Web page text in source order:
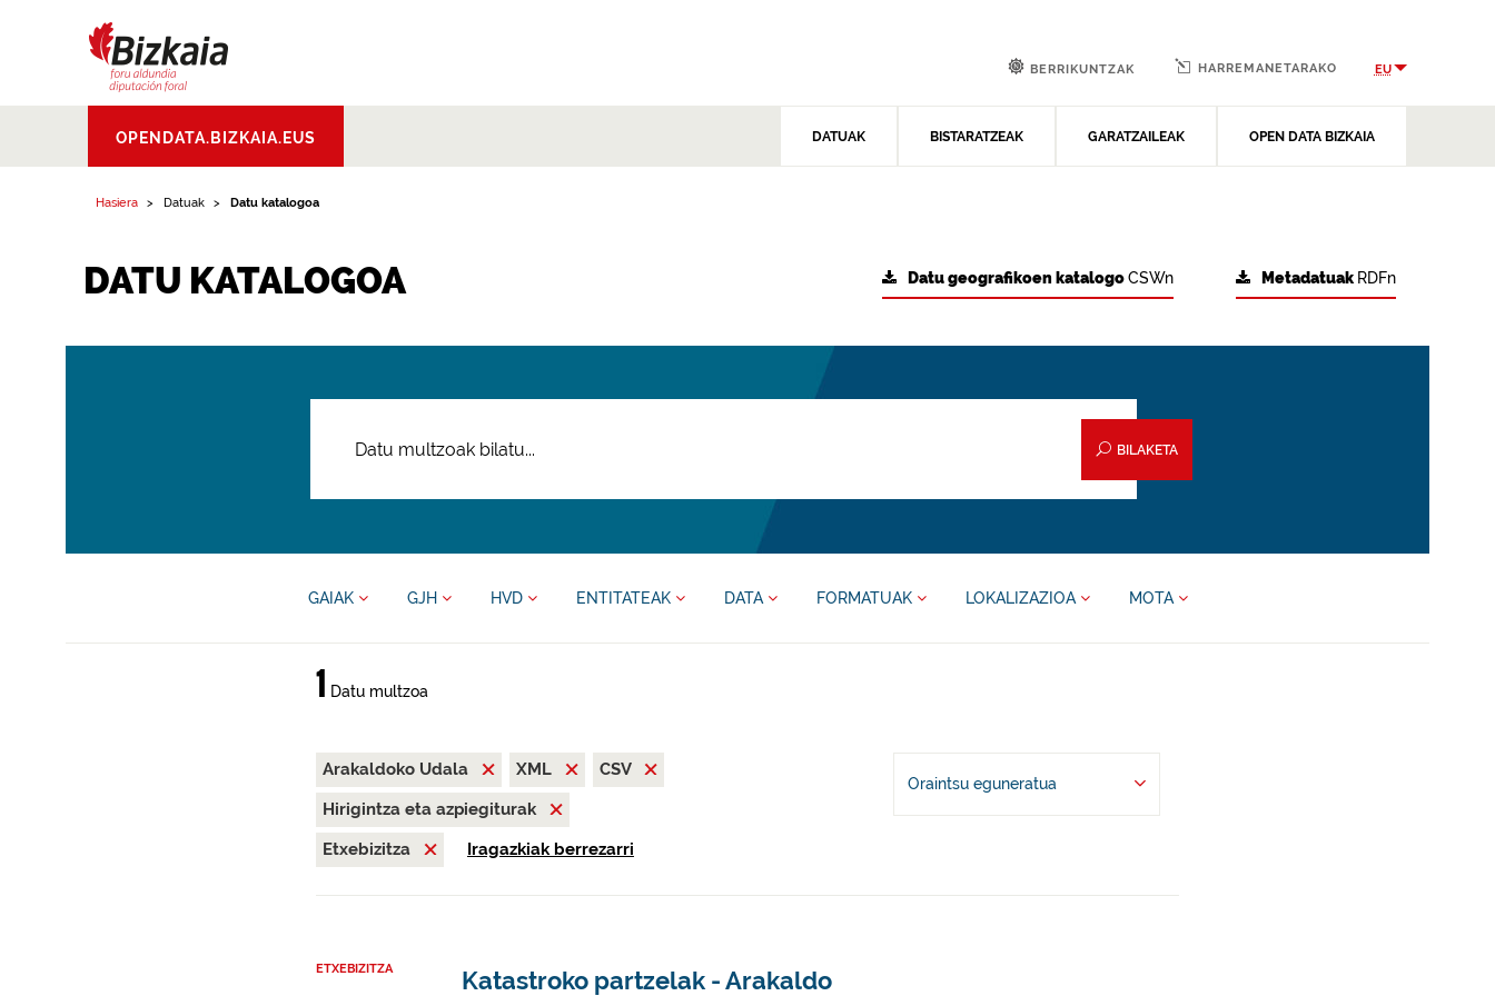
Aldundia.Diputacion
Foral de Bizkaia
OPENDATA.BIZKAIA.EUS DATUAK BISTARATZEAK GARATZAILEAK OPEN DATA BIZKAIA
BERRIKUNTZAK HARREMANETARAKO EU
Hasiera Datuak Datu katalogoa
DATU KATALOGOA Metadatuak RDFn
Datu geografikoen katalogoCSWn
BILAKETA
GAIAK GJH HVD ENTITATEAK DATA FORMATUAK LOKALIZAZIOA MOTA
1 Datu multzoa
Arakaldoko Udala XML
CSV
Hirigintza eta azpiegiturak
Etxebizitza
Iragazkiak berrezarri
Oraintsu eguneratua
ETXEBIZITZA Katastroko partzelak - Arakaldo